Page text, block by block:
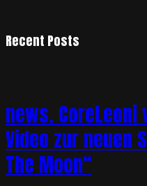
Recent Posts
news.
Video zur neuen
The Moon“